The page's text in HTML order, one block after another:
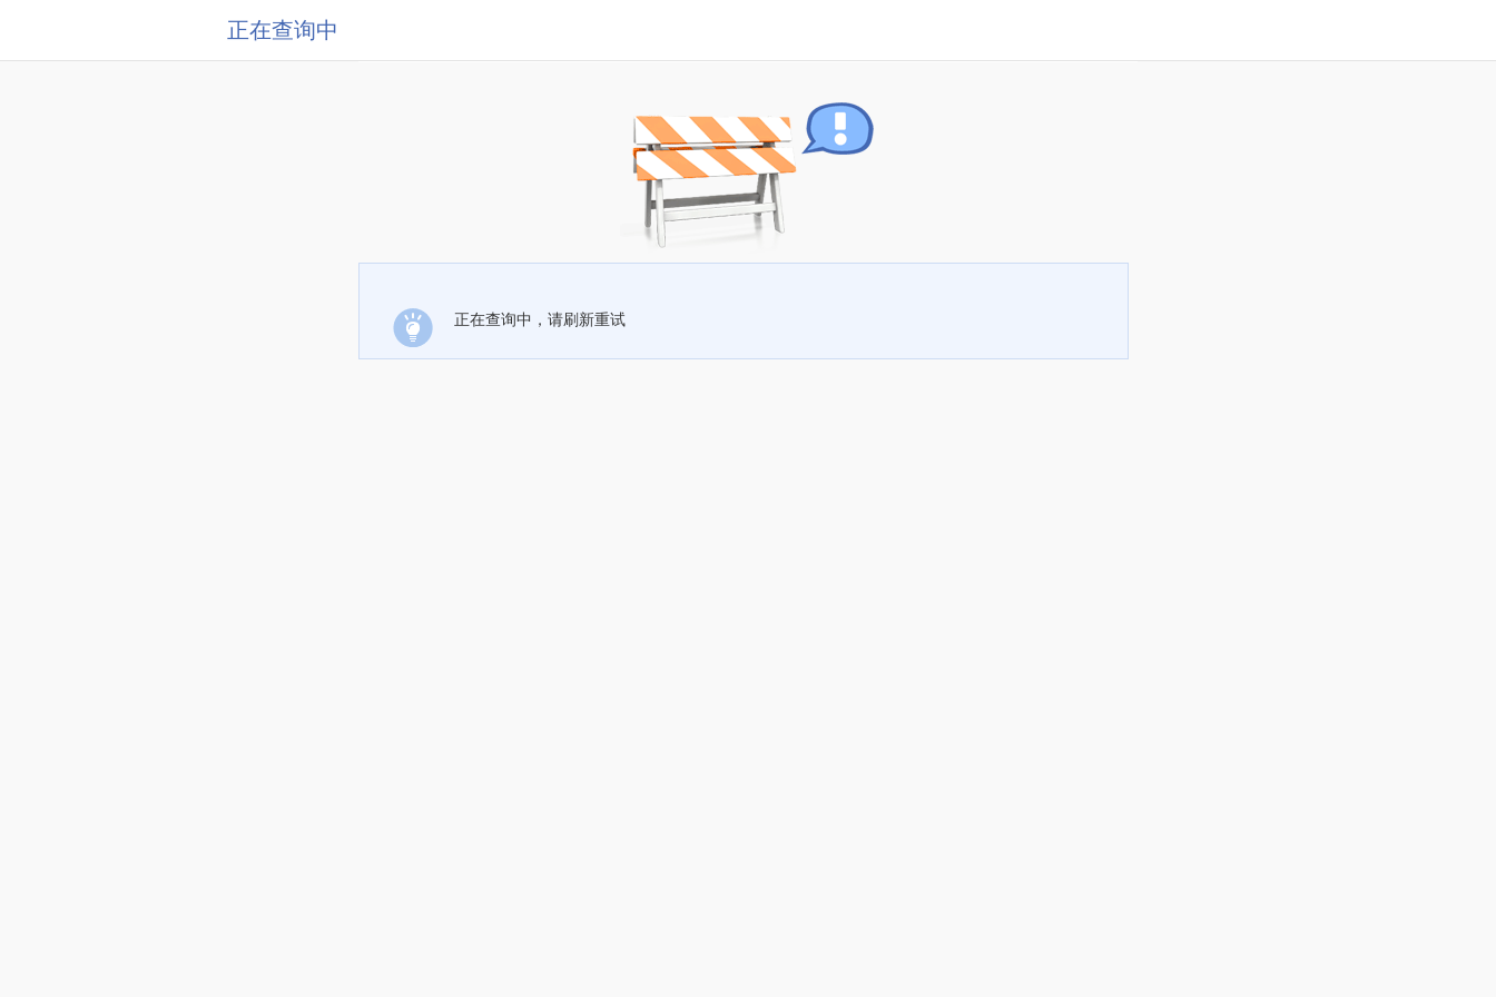
正在查询中
正在查询中，请刷新重试